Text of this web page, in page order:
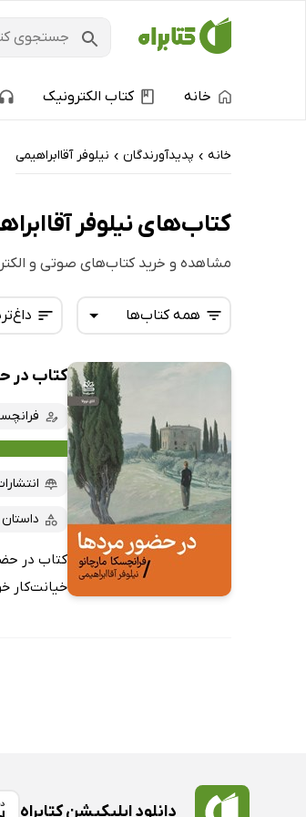
خانه کتاب الکترونیک
خانه › پدیدآورندگان › نیلوفر آقاابراهیمی
کتاب‌های نیلوفر
مشاهده و خرید کتاب‌های صوتی و
تازه‌ها
ارزان
همه کتاب‌ها
کتاب‌های صوتی
کتاب‌های متنی
کتاب در
کتاب در
خیانت‌کار
دانلود اپلیکیشن کتابراه